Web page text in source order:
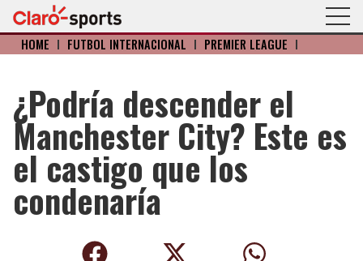
HOME I FÚTBOL INTERNACIONAL I PREMIER LEAGUE I
¿Podría descender el
Manchester City? Este es
el castigo que los
condenaría